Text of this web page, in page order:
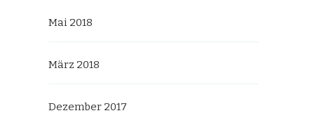
Mai 2018
März 2018
Dezember 2017